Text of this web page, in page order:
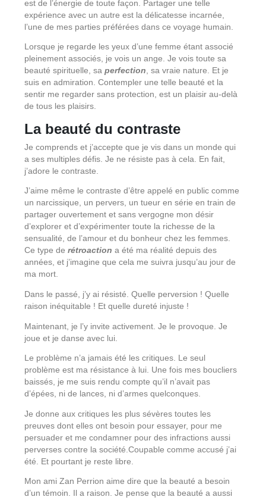
est de l’énergie de toute façon. Partager une telle
expérience avec un autre est la délicatesse incarnée,
l’une de mes parties préférées dans ce voyage humain.
Lorsque je regarde les yeux d’une femme étant associé
pleinement associés, je vois un ange. Je vois toute sa
beauté spirituelle, sa perfection, sa vraie nature. Et je
suis en admiration. Contempler une telle beauté et la
sentir me regarder sans protection, est un plaisir au-delà
de tous les plaisirs.
La beauté du contraste
Je comprends et j’accepte que je vis dans un monde qui
a ses multiples défis. Je ne résiste pas à cela. En fait,
j’adore le contraste.
J’aime même le contraste d’être appelé en public comme
un narcissique, un pervers, un tueur en série en train de
partager ouvertement et sans vergogne mon désir
d’explorer et d’expérimenter toute la richesse de la
sensualité, de l’amour et du bonheur chez les femmes.
Ce type de rétroaction a été ma réalité depuis des
années, et j’imagine que cela me suivra jusqu’au jour de
ma mort.
Dans le passé, j’y ai résisté. Quelle perversion ! Quelle
raison inéquitable ! Et quelle dureté injuste !
Maintenant, je l’y invite activement. Je le provoque. Je
joue et je danse avec lui.
Le problème n’a jamais été les critiques. Le seul
problème est ma résistance à lui. Une fois mes boucliers
baissés, je me suis rendu compte qu’il n’avait pas
d’épées, ni de lances, ni d’armes quelconques.
Je donne aux critiques les plus sévères toutes les
preuves dont elles ont besoin pour essayer, pour me
persuader et me condamner pour des infractions aussi
perverses contre la société.Coupable comme accusé j’ai
été. Et pourtant je reste libre.
Mon ami Zan Perrion aime dire que la beauté a besoin
d’un témoin. Il a raison. Je pense que la beauté a aussi